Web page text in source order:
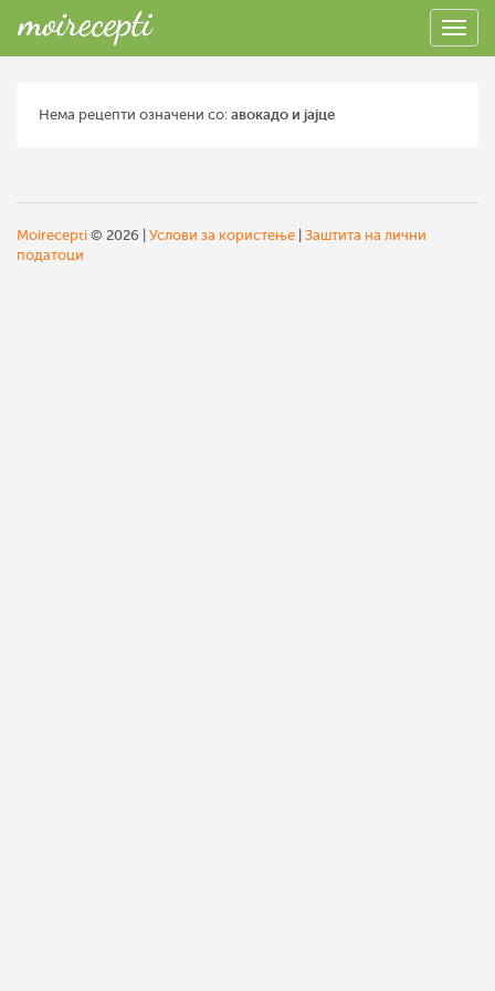
Нема рецепти означени со: авокадо и јајце
Moirecepti © 2026 | Услови за користење Заштита на лични
податоци